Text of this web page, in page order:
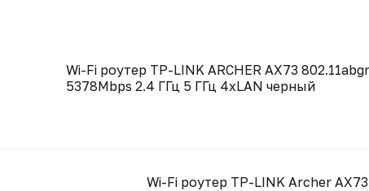
Wi-Fi роутер TP-LINK ARCHER AX73
5378Mbps 2.4 ГГц 5 ГГц 4xLAN черный
Wi-Fi роутер TP-LINK Archer AX73